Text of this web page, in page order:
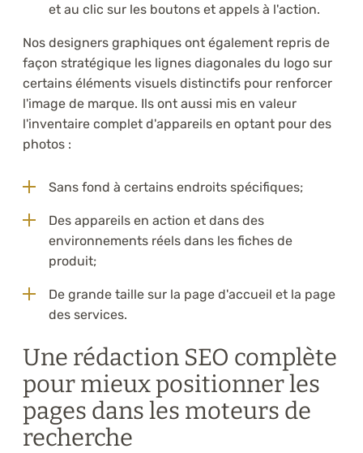
et au clic sur les boutons et appels à l'action.
Nos designers graphiques ont également repris de
façon stratégique les lignes diagonales du logo sur
certains éléments visuels distinctifs pour renforcer
l'image de marque. Ils ont aussi mis en valeur
l'inventaire complet d'appareils en optant pour des
photos :
Sans fond à certains endroits spécifiques;
Des appareils en action et dans des
environnements réels dans les fiches de
produit;
De grande taille sur la page d'accueil et la page
des services.
Une rédaction SEO complète
pour mieux positionner les
pages dans les moteurs de
recherche